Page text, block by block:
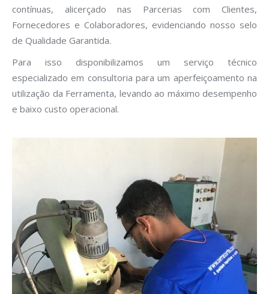
contínuas, alicerçado nas Parcerias com Clientes,
Fornecedores e Colaboradores, evidenciando nosso selo
de Qualidade Garantida.
Para isso disponibilizamos um serviço técnico
especializado em consultoria para um aperfeiçoamento na
utilização da Ferramenta, levando ao máximo desempenho
e baixo custo operacional.